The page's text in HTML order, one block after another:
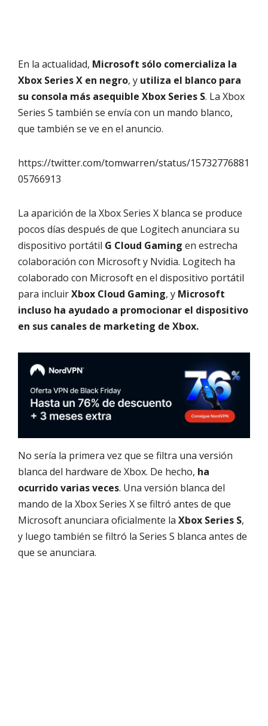
En la actualidad, Microsoft sólo comercializa la
Xbox Series X en negro, y utiliza el blanco para
su consola más asequible Xbox Series S. La Xbox
Series S también se envía con un mando blanco,
que también se ve en el anuncio.
https://twitter.com/tomwarren/status/15732776881
05766913
La aparición de la Xbox Series X blanca se produce
pocos días después de que Logitech anunciara su
dispositivo portátil G Cloud Gaming en estrecha
colaboración con Microsoft y Nvidia. Logitech ha
colaborado con Microsoft en el dispositivo portátil
para incluirXbox Cloud Gaming, y Microsoft
incluso ha ayudado a promocionar el dispositivo
en sus canales de marketing de Xbox.
No sería la primera vez que se filtra una versión
blanca del hardware de Xbox. De hecho, ha
ocurrido varias veces. Una versión blanca del
mando de la Xbox Series X se filtró antes de que
Microsoft anunciara oficialmente la Xbox Series S,
y luego también se filtró la Series S blanca antes de
que se anunciara.